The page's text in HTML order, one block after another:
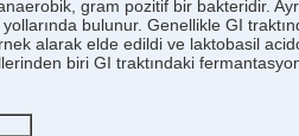
gram pozitif bir bakteridir.
bulunur. Genellikle GI
alarak elde edildi ve laktobasil
biri GI traktındaki